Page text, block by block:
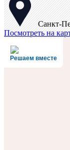
Санкт-
Посмотреть на
Решаем вместе